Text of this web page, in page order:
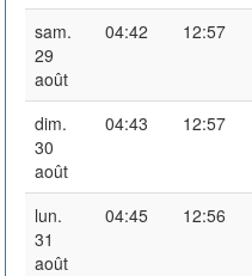
sam.
29
août
04:42 12:57
dim.
30
août
04:43 12:57
lun.
31
août
04:45 12:56